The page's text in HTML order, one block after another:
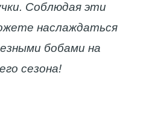
Соблюдая эти
наслаждаться
бобами на
сезона!